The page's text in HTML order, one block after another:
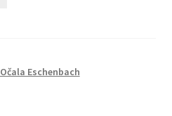
Očala Eschenbach